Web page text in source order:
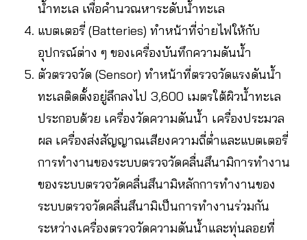
น้ำทะเล เพื่อคำนวณหาระดับน้ำทะเล
แบตเตอรี่ (Batteries) ทำหน้าที่จ่ายไฟให้กับ
อุปกรณ์ต่าง ๆ ของเครื่องบันทึกความดันน้ำ
ตัวตรวจวัด (Sensor) ทำหน้าที่ตรวจวัดแรงดันน้ำ
ทะเลติดตั้งอยู่ลึกลงไป 3,600 เมตรใต้ผิวน้ำทะเล
ประกอบด้วย เครื่องวัดความดันน้ำ เครื่องประมวล
ผล เครื่องส่งสัญญาณเสียงความถี่ต่ำและแบตเตอรี่
การทำงานของระบบตรวจวัดคลื่นสึนามิการทำงาน
ของระบบตรวจวัดคลื่นสึนามิหลักการทำงานของ
ระบบตรวจวัดคลื่นสึนามิเป็นการทำงานร่วมกัน
ระหว่างเครื่องตรวจวัดความดันน้ำและทุ่นลอยที่